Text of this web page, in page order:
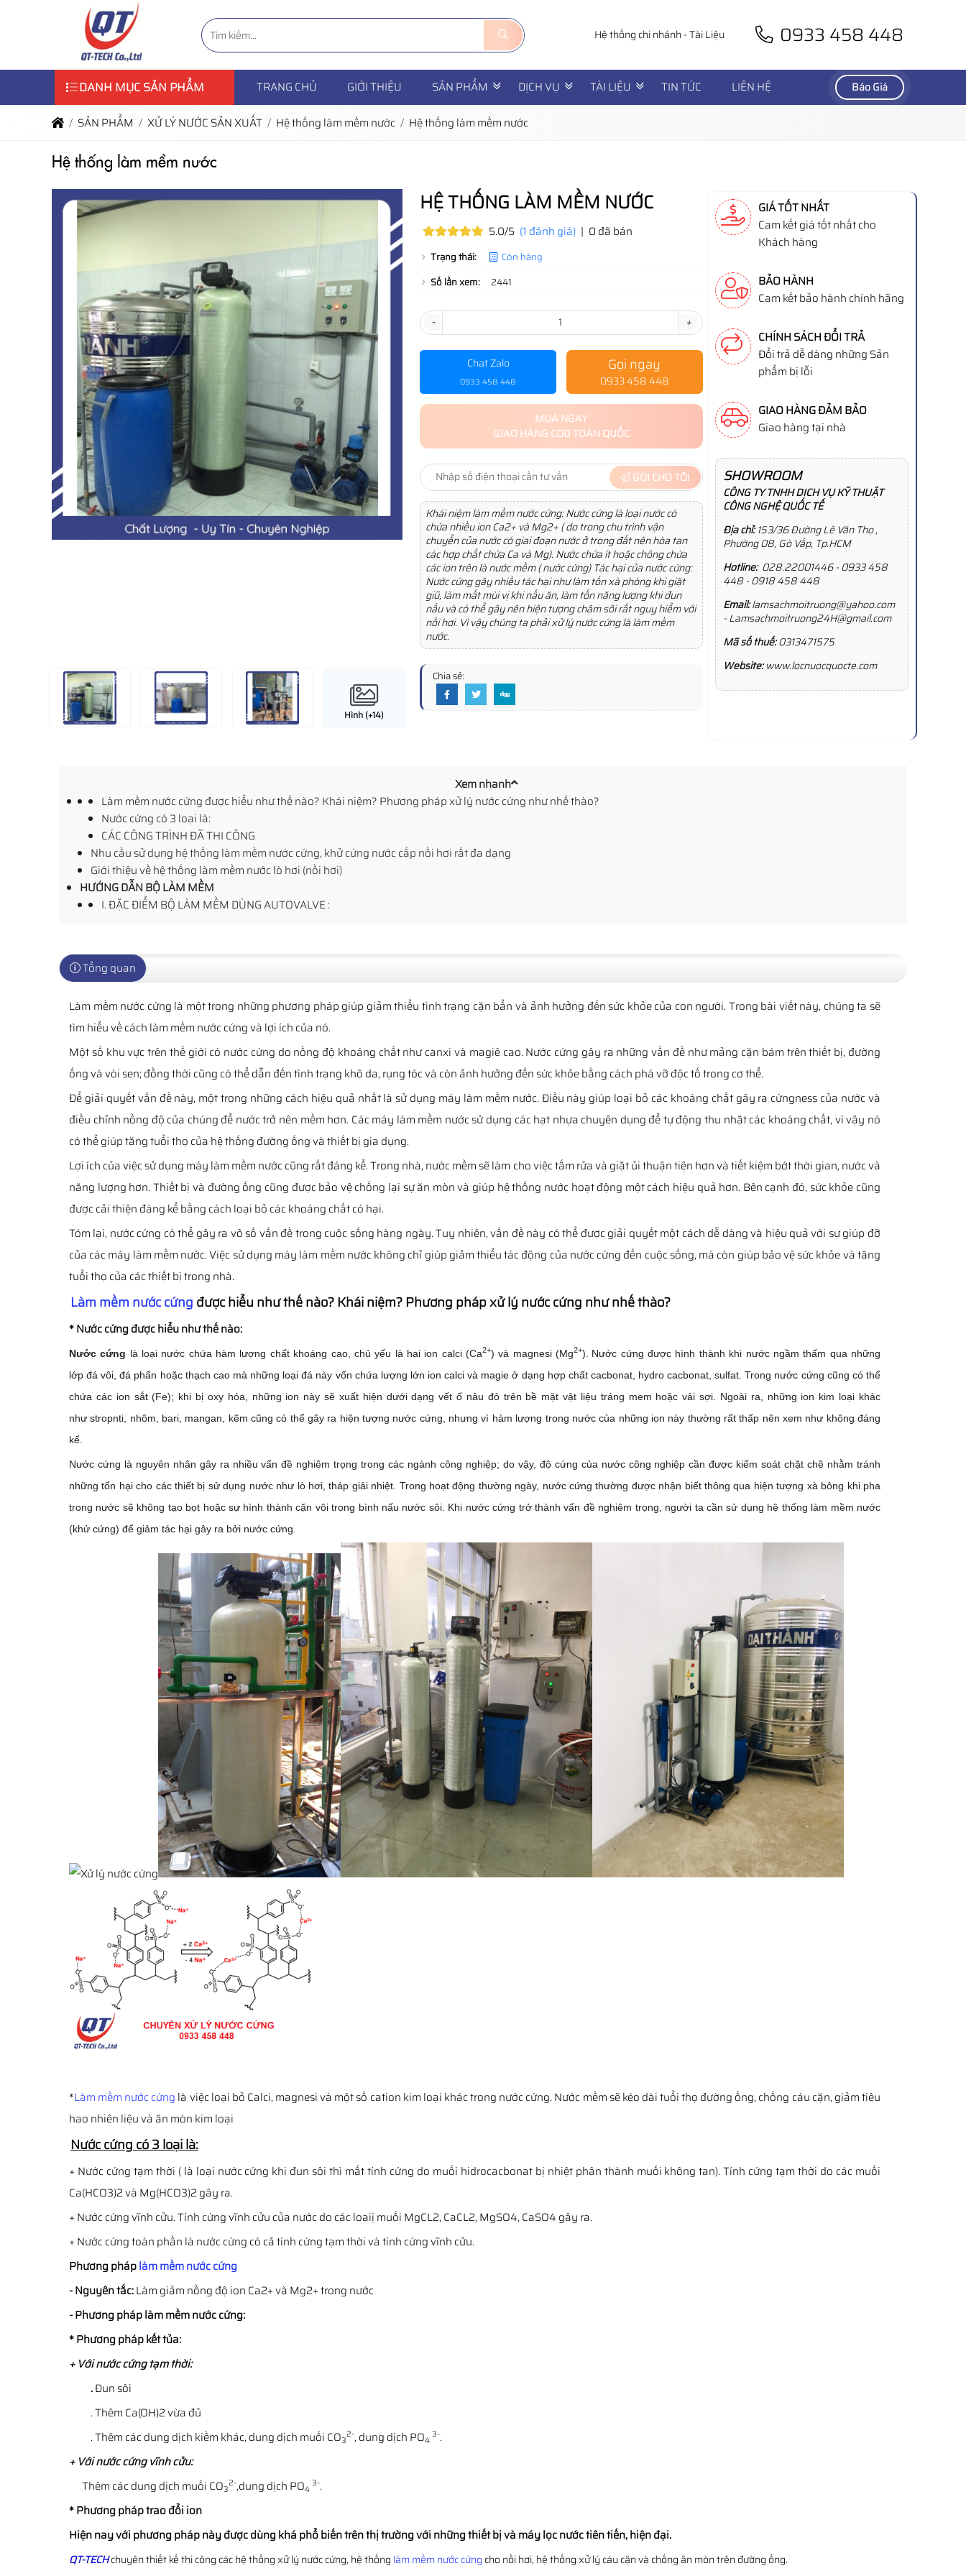
Hệ thống chi nhánh-Tài Liệu 0933 458 448
DANH MỤC SẢN PHẨM TRANG CHỦ GIỚI THIỆU SẢN PHẨM DỊCH VỤ TÀI LIỆU TIN TỨC LIÊN HỆ Báo Giá
SẢN PHẨM XỬ LÝ NƯỚC SẢN XUẤT Hệ thống làm mềm nước Hệ thống làm mềm nước
Hệ thống làm mềm nước
Hình (+14)
HỆ THỐNG LÀM MỀM NƯỚC
5.0/5 (1 đánh giá) | 0 đã bán
Trạng thái:
Còn hàng
Số lần xem:
2441
- +
Chat Zalo
0933 458 448
Gọi ngay
0933 458 448
MUA NGAY
GIAO HÀNG COD TOÀN QUỐC
GỌI CHO TÔI
Khái niệm làm mềm nước cứng: Nước cứng là loại nước có
chứa nhiều ion Ca2+ và Mg2+ ( do trong chu trình vận
chuyển của nước có giai đoạn nước ở trong đất nên hòa tan
các hợp chất chứa Ca và Mg). Nước chứa ít hoặc chông chứa
các ion trên là nước mềm ( nước cứng) Tác hại của nước cứng:
Nước cứng gây nhiều tác hại như làm tốn xà phòng khi giặt
giũ, làm mất mùi vị khi nấu ăn, làm tốn năng lượng khi đun
nấu và có thể gây nên hiện tượng chậm sôi rất nguy hiểm với
nồi hơi. Vì vậy chúng ta phải xử lý nước cứng là làm mềm
nước.
Chia sẻ:
GIÁ TỐT NHẤT
Cam kết giá tốt nhất cho
Khách hàng
BẢO HÀNH
Cam kết bảo hành chính hãng
CHÍNH SÁCH ĐỔI TRẢ
Đổi trả dễ dàng những Sản
phẩm bị lỗi
GIAO HÀNG ĐẢM BẢO
Giao hàng tại nhà
SHOWROOM
CÔNG TY TNHH DỊCH VỤ KỸ THUẬT
CÔNG NGHỆ QUỐC TẾ
Địa chỉ: 153/36 Đường Lê Văn Thọ ,
Phường 08, Gò Vấp, Tp.HCM
Hotline: 028.22001446 - 0933 458
448 - 0918 458 448
Email:lamsachmoitruong@yahoo.com
- Lamsachmoitruong24H@gmail.com
Mã số thuế:0313471575
Website: www.locnuocquocte.com
Xem nhanh
Làm mềm nước cứng được hiểu như thế nào? Khái niệm? Phương pháp xử lý nước cứng như nhế thào?
Nước cứng có 3 loại là:
CÁC CÔNG TRÌNH ĐÃ THI CÔNG
Nhu cầu sử dụng hệ thống làm mềm nước cứng, khử cứng nước cấp nồi hơi rất đa dạng
Giới thiệu về hệ thống làm mềm nước lò hơi (nồi hơi)
HƯỚNG DẪN BỘ LÀM MỀM
I. ĐẶC ĐIỂM BỘ LÀM MỀM DÙNG AUTOVALVE :
Tổng quan
Làm mềm nước cứng là một trong những phương pháp giúp giảm thiểu tình trạng cặn bẩn và ảnh hưởng đến sức khỏe của con người. Trong bài viết này, chúng ta sẽ
tìm hiểu về cách làm mềm nước cứng và lợi ích của nó.
Một số khu vực trên thế giới có nước cứng do nồng độ khoáng chất như canxi và magiê cao. Nước cứng gây ra những vấn đề như mảng cặn bám trên thiết bị, đường
ống và vòi sen; đồng thời cũng có thể dẫn đến tình trạng khô da, rụng tóc và còn ảnh hưởng đến sức khỏe bằng cách phá vỡ độc tố trong cơ thể.
Để giải quyết vấn đề này, một trong những cách hiệu quả nhất là sử dụng máy làm mềm nước. Điều này giúp loại bỏ các khoáng chất gây ra cứngness của nước và
điều chỉnh nồng độ của chúng để nước trở nên mềm hơn. Các máy làm mềm nước sử dụng các hạt nhựa chuyên dụng để tự động thu nhặt các khoáng chất, vì vậy nó
có thể giúp tăng tuổi thọ của hệ thống đường ống và thiết bị gia dụng.
Lợi ích của việc sử dụng máy làm mềm nước cũng rất đáng kể. Trong nhà, nước mềm sẽ làm cho việc tắm rửa và giặt ủi thuận tiện hơn và tiết kiệm bớt thời gian, nước và
năng lượng hơn. Thiết bị và đường ống cũng được bảo vệ chống lại sự ăn mòn và giúp hệ thống nước hoạt động một cách hiệu quả hơn. Bên cạnh đó, sức khỏe cũng
được cải thiện đáng kể bằng cách loại bỏ các khoáng chất có hại.
Tóm lại, nước cứng có thể gây ra vô số vấn đề trong cuộc sống hàng ngày. Tuy nhiên, vấn đề này có thể được giải quyết một cách dễ dàng và hiệu quả với sự giúp đỡ
của các máy làm mềm nước. Việc sử dụng máy làm mềm nước không chỉ giúp giảm thiểu tác động của nước cứng đến cuộc sống, mà còn giúp bảo vệ sức khỏe và tăng
tuổi thọ của các thiết bị trong nhà.
Làm mềm nước cứng được hiểu như thế nào? Khái niệm? Phương pháp xử lý nước cứng như nhế thào?
* Nước cứng được hiểu như thế nào:
Nước cứng là loại nước chứa hàm lượng chất khoáng cao, chủ yếu là hai ion calci (Ca2+) và magnesi (Mg2+).
Nước cứng được hình thành khi nước ngầm thấm qua những
lớp đá vôi, đá phấn hoặc thạch cao mà những loại đá này vốn chứa lượng lớn ion calci và magie ở dạng hợp chất cacbonat, hydro cacbonat, sulfat. Trong nước cứng cũng có thể
chứa các ion sắt (Fe); khi bị oxy hóa, những ion này sẽ xuất hiện dưới dạng vết ố nâu đỏ trên bề mặt vật liệu tráng mem hoặc vải sợi. Ngoài ra, những ion kim loại khác
như stropnti, nhôm, bari, mangan, kẽm cũng có thể gây ra hiện tượng nước cứng, nhưng vì hàm lượng trong nước của những ion này thường rất thấp nên xem như không đáng
kể.
Nước cứng là nguyên nhân gây ra nhiều vấn đề nghiêm trọng trong các ngành công nghiệp; do vậy, độ cứng của nước công nghiệp cần được kiểm soát chặt chẽ nhằm tránh
những tổn hại cho các thiết bị sử dụng nước như lò hơi, tháp giải nhiệt. Trong hoạt động thường ngày, nước cứng thường được nhận biết thông qua hiện tượng xà bông khi pha
trong nước sẽ không tạo bọt hoặc sự hình thành cặn vôi trong bình nấu nước sôi. Khi nước cứng trở thành vấn đề nghiêm trọng, người ta cần sử dụng hệ thống làm mềm nước
(khử cứng) để giảm tác hại gây ra bởi nước cứng.
*Làm mềm nước cứng là việc loại bỏ Calci, magnesi và một số cation kim loại khác trong nước cứng. Nước mềm sẽ kéo dài tuổi thọ đường ống, chống cáu cặn, giảm tiêu
hao nhiên liệu và ăn mòn kim loại
Nước cứng có 3 loại là:
+ Nước cứng tạm thời ( là loại nước cứng khi đun sôi thì mất tính cứng do muối hidrocacbonat bị nhiệt phân thành muối không tan). Tính cứng tạm thời do các muối
Ca(HCO3)2 và Mg(HCO3)2 gây ra.
+ Nước cứng vĩnh cửu. Tính cứng vĩnh cửu của nước do các loaiị muối MgCL2, CaCL2, MgSO4, CaSO4 gây ra.
+ Nước cứng toàn phần là nước cứng có cả tính cứng tạm thời và tính cứng vĩnh cửu.
Phương pháplàm mềm nước cứng
- Nguyên tắc:Làm giảm nồng độ ion Ca2+ và Mg2+ trong nước
- Phương pháp làm mềm nước cứng:
* Phương pháp kết tủa:
+ Với nước cứng tạm thời:
.Đun sôi
. Thêm Ca(OH)2 vừa đủ
. Thêm các dung dịch kiềm khác, dung dịch muối CO32-, dung dịch PO43-.
+ Với nước cứng vĩnh cửu:
Thêm các dung dịch muối CO32-,dung dịch PO43-.
* Phương pháp trao đổi ion
Hiện nay với phương pháp này được dùng khá phổ biến trên thị trường với những thiết bị và máy lọc nước tiên tiến, hiện đại.
QT-TECHchuyên thiết kế thi công các hệ thống xử lý nước cứng, hệ thống làm mềm nước cứng cho nồi hơi, hệ thống xử lý cáu cặn và chống ăn mòn trên đường ống.